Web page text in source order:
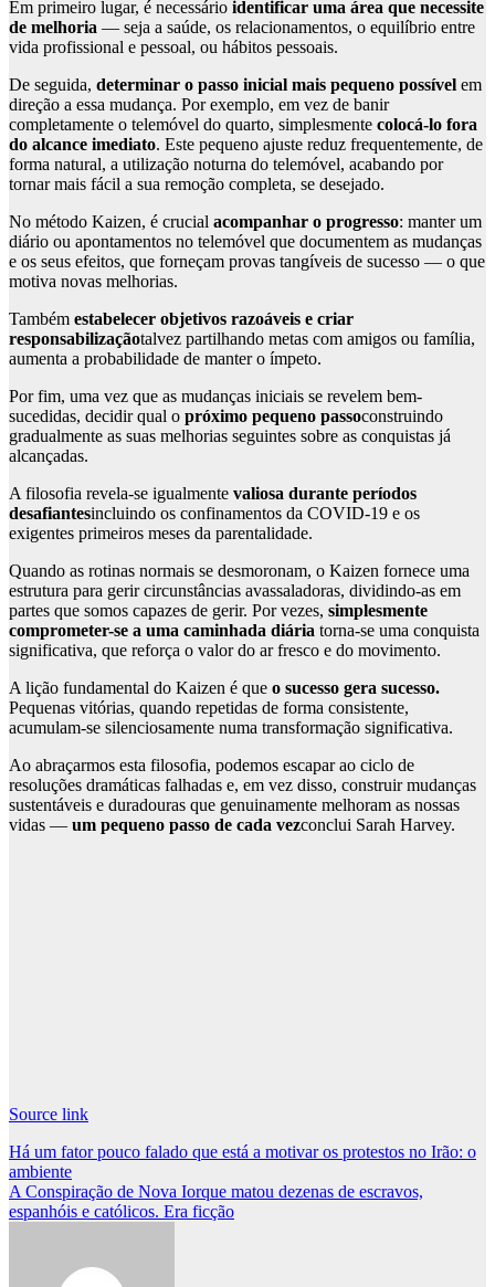
Em primeiro lugar, é necessário identificar uma área que necessite
de melhoria — seja a saúde, os relacionamentos, o equilíbrio entre
vida profissional e pessoal, ou hábitos pessoais.
De seguida, determinar o passo inicial mais pequeno possível em
direção a essa mudança. Por exemplo, em vez de banir
completamente o telemóvel do quarto, simplesmente colocá-lo fora
do alcance imediato. Este pequeno ajuste reduz frequentemente, de
forma natural, a utilização noturna do telemóvel, acabando por
tornar mais fácil a sua remoção completa, se desejado.
No método Kaizen, é crucial acompanhar o progresso: manter um
diário ou apontamentos no telemóvel que documentem as mudanças
e os seus efeitos, que forneçam provas tangíveis de sucesso — o que
motiva novas melhorias.
Também estabelecer objetivos razoáveis e criar
responsabilizaçãotalvez partilhando metas com amigos ou família,
aumenta a probabilidade de manter o ímpeto.
Por fim, uma vez que as mudanças iniciais se revelem bem-
sucedidas, decidir qual o próximo pequeno passoconstruindo
gradualmente as suas melhorias seguintes sobre as conquistas já
alcançadas.
A filosofia revela-se igualmente valiosa durante períodos
desafiantesincluindo os confinamentos da COVID-19 e os
exigentes primeiros meses da parentalidade.
Quando as rotinas normais se desmoronam, o Kaizen fornece uma
estrutura para gerir circunstâncias avassaladoras, dividindo-as em
partes que somos capazes de gerir. Por vezes, simplesmente
comprometer-se a uma caminhada diária torna-se uma conquista
significativa, que reforça o valor do ar fresco e do movimento.
A lição fundamental do Kaizen é que o sucesso gera sucesso.
Pequenas vitórias, quando repetidas de forma consistente,
acumulam-se silenciosamente numa transformação significativa.
Ao abraçarmos esta filosofia, podemos escapar ao ciclo de
resoluções dramáticas falhadas e, em vez disso, construir mudanças
sustentáveis e duradouras que genuinamente melhoram as nossas
vidas — um pequeno passo de cada vezconclui Sarah Harvey.
Source link
Post
navigation
Há um fator pouco falado que está a motivar os protestos no Irão: o
ambiente
A Conspiração de Nova Iorque matou dezenas de escravos,
espanhóis e católicos. Era ficção